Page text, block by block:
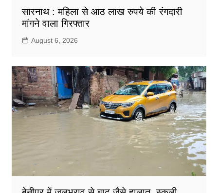
सारनाथ : महिला से आठ लाख रुपये की रंगदारी
मांगने वाला गिरफ्तार
August 6, 2026